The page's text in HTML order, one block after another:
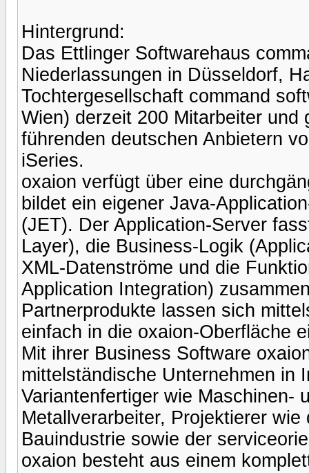
Hintergrund:
Das Ettlinger Softwarehaus
Niederlassungen in Düsseldorf,
Tochtergesellschaft command
Wien) derzeit 200 Mitarbeiter
führenden deutschen Anbietern
iSeries.
oxaion verfügt über eine
bildet ein eigener Java-
(JET). Der Application-Server
Layer), die Business-Logik
XML-Datenströme und die
Application Integration)
Partnerprodukte lassen sich
einfach in die oxaion-Oberfläche
Mit ihrer Business Software
mittelständische Unternehmen in
Variantenfertiger wie Maschinen-
Metallverarbeiter, Projektierer
Bauindustrie sowie der
oxaion besteht aus einem